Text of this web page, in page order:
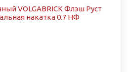
VOLGABRICK Флэш Руст
накатка 0.7 НФ